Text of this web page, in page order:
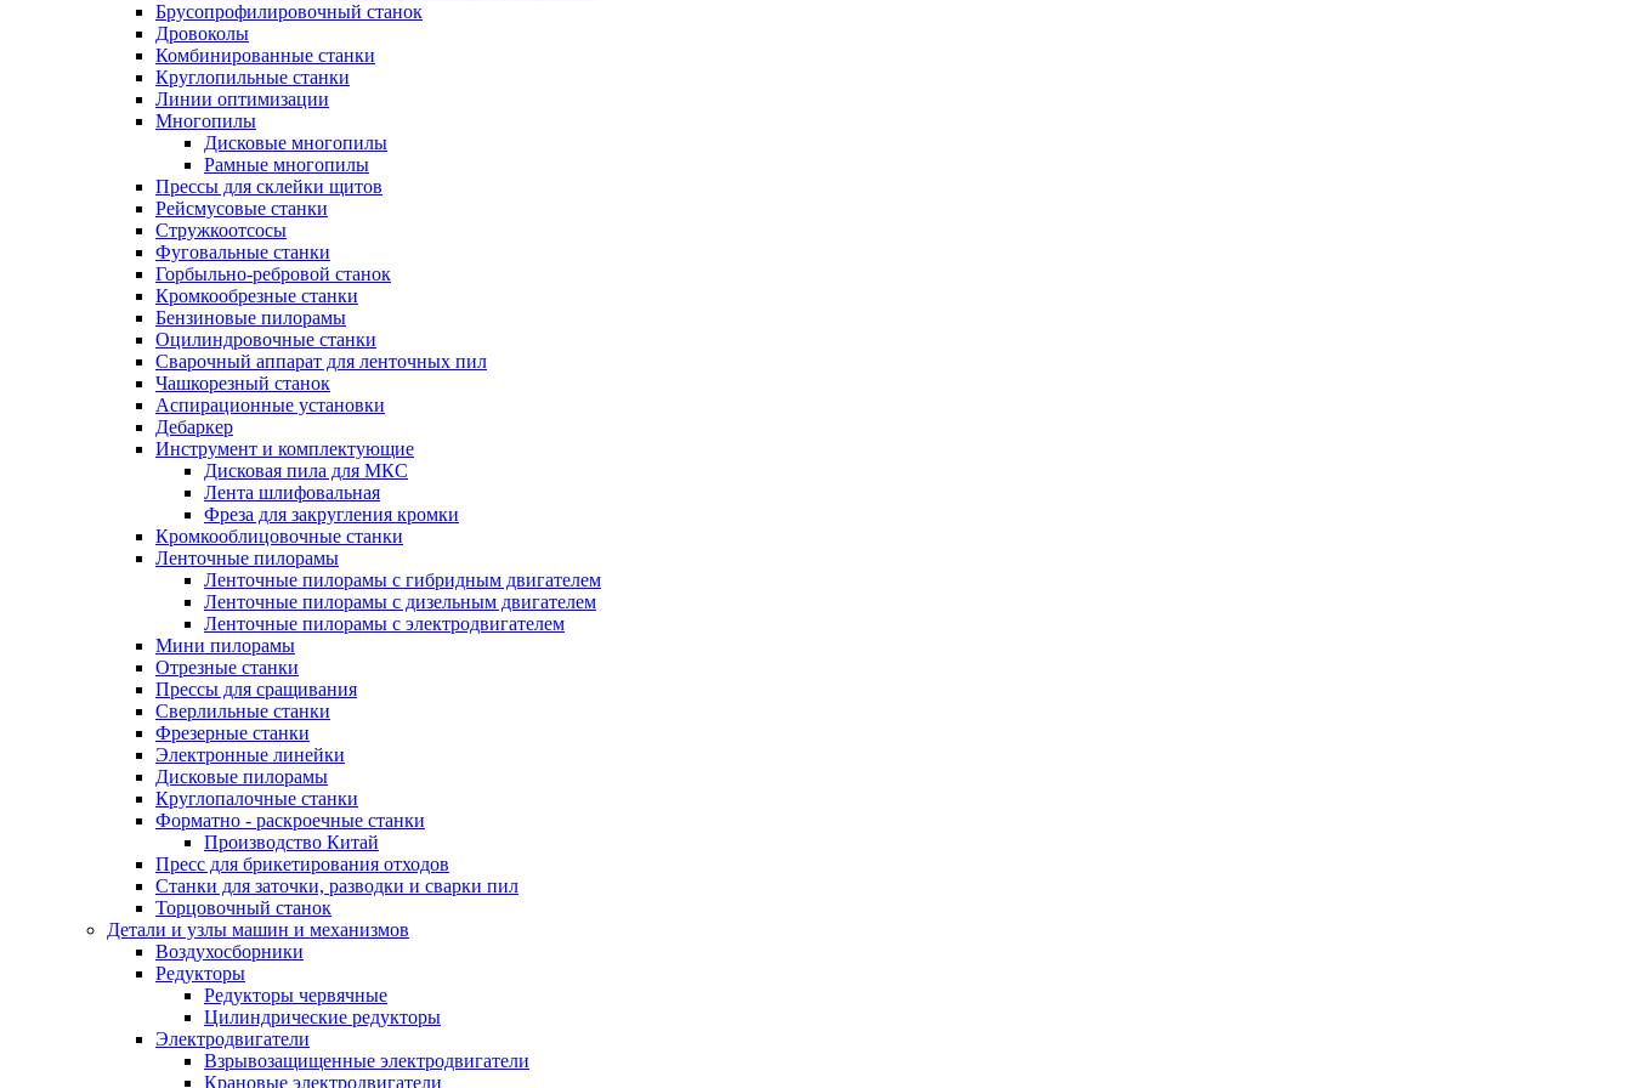
Брусопрофилировочный станок
Дровоколы
Комбинированные станки
Круглопильные станки
Линии оптимизации
Многопилы
Дисковые многопилы
Рамные многопилы
Прессы для склейки щитов
Рейсмусовые станки
Стружкоотсосы
Фуговальные станки
Горбыльно-ребровой станок
Кромкообрезные станки
Бензиновые пилорамы
Оцилиндровочные станки
Сварочный аппарат для ленточных пил
Чашкорезный станок
Аспирационные установки
Дебаркер
Инструмент и комплектующие
Дисковая пила для МКС
Лента шлифовальная
Фреза для закругления кромки
Кромкооблицовочные станки
Ленточные пилорамы
Ленточные пилорамы с гибридным двигателем
Ленточные пилорамы с дизельным двигателем
Ленточные пилорамы с электродвигателем
Мини пилорамы
Отрезные станки
Прессы для сращивания
Сверлильные станки
Фрезерные станки
Электронные линейки
Дисковые пилорамы
Круглопалочные станки
Форматно - раскроечные станки
Производство Китай
Пресс для брикетирования отходов
Станки для заточки, разводки и сварки пил
Торцовочный станок
Детали и узлы машин и механизмов
Воздухосборники
Редукторы
Редукторы червячные
Цилиндрические редукторы
Электродвигатели
Взрывозащищенные электродвигатели
Крановые электродвигатели